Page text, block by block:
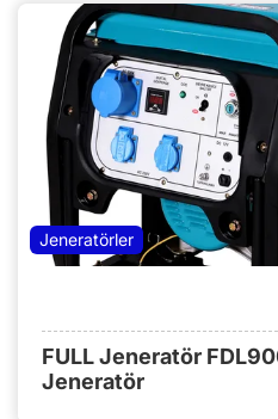
Jeneratörler
FULL Jeneratör
Jeneratör